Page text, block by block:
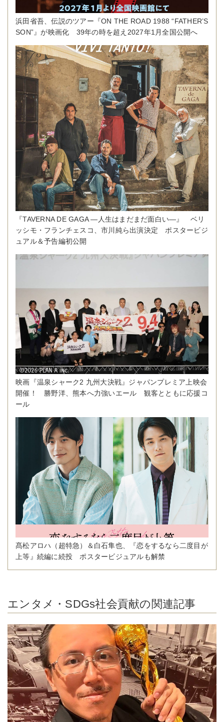
浜田省吾、伝説のツアー『ON THE ROAD 1988 “FATHER’S
SON”』が映画化 39年の時を超え2027年1月全国公開へ
『TAVERNA DE GAGA ―人生はまだまだ面白い―』 ベリ
ッシモ・フランチェスコ、市川純ら出演決定 ポスタービジ
ュアル＆予告編初公開
映画『温泉シャーク2 九州大決戦』ジャパンプレミア上映会
開催！ 勝野洋、熊本へ力強いエール 観客とともに応援コ
ール
髙松アロハ（超特急）＆白石隼也、『恋をするなら二度目が
上等』続編に続投 ポスタービジュアルも解禁
エンタメ・SDGs社会貢献の関連記事